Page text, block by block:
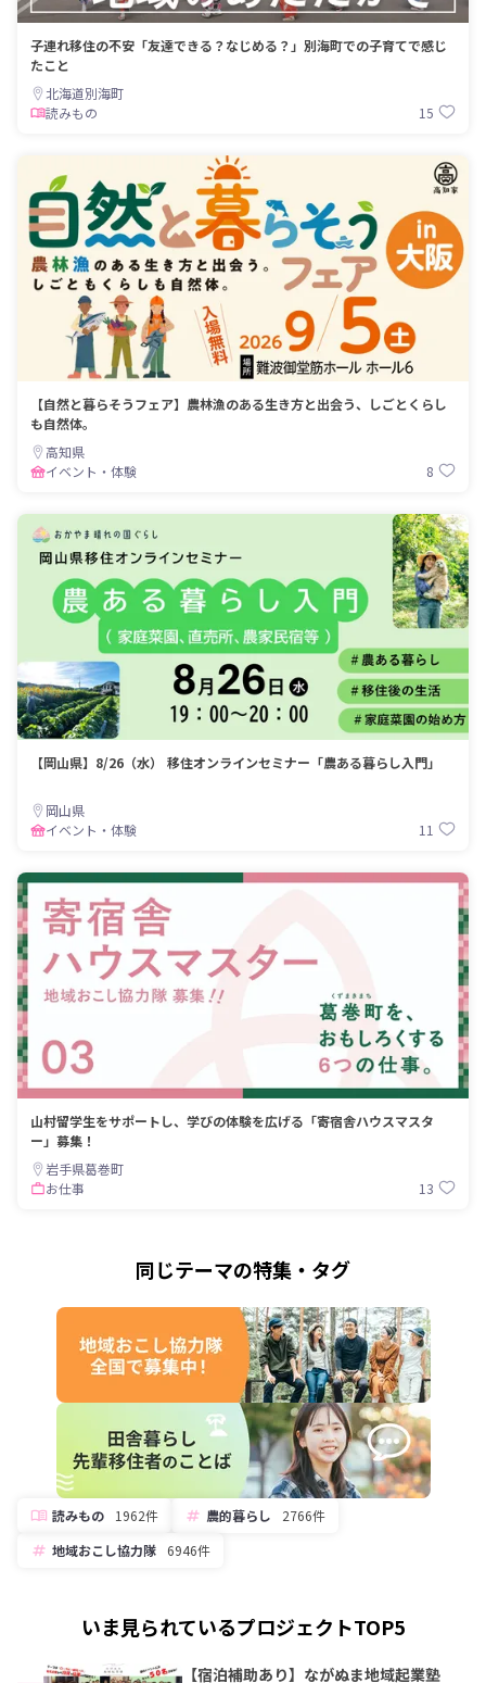
子連れ移住の不安「友達できる？なじめる？」別海町での子育てで感じ
たこと
北海道別海町
読みもの
15
【自然と暮らそうフェア】農林漁のある生き方と出会う、しごとくらし
も自然体。
高知県
イベント・体験
8
【岡山県】8/26（水） 移住オンラインセミナー「農ある暮らし入門」
岡山県
イベント・体験
11
山村留学生をサポートし、学びの体験を広げる「寄宿舎ハウスマスタ
ー」募集！
岩手県葛巻町
お仕事
13
同じテーマの特集・タグ
読みもの 1962件 農的暮らし
2766件
地域おこし協力隊
6946件
いま見られているプロジェクトTOP5
【宿泊補助あり】ながぬま地域起業塾